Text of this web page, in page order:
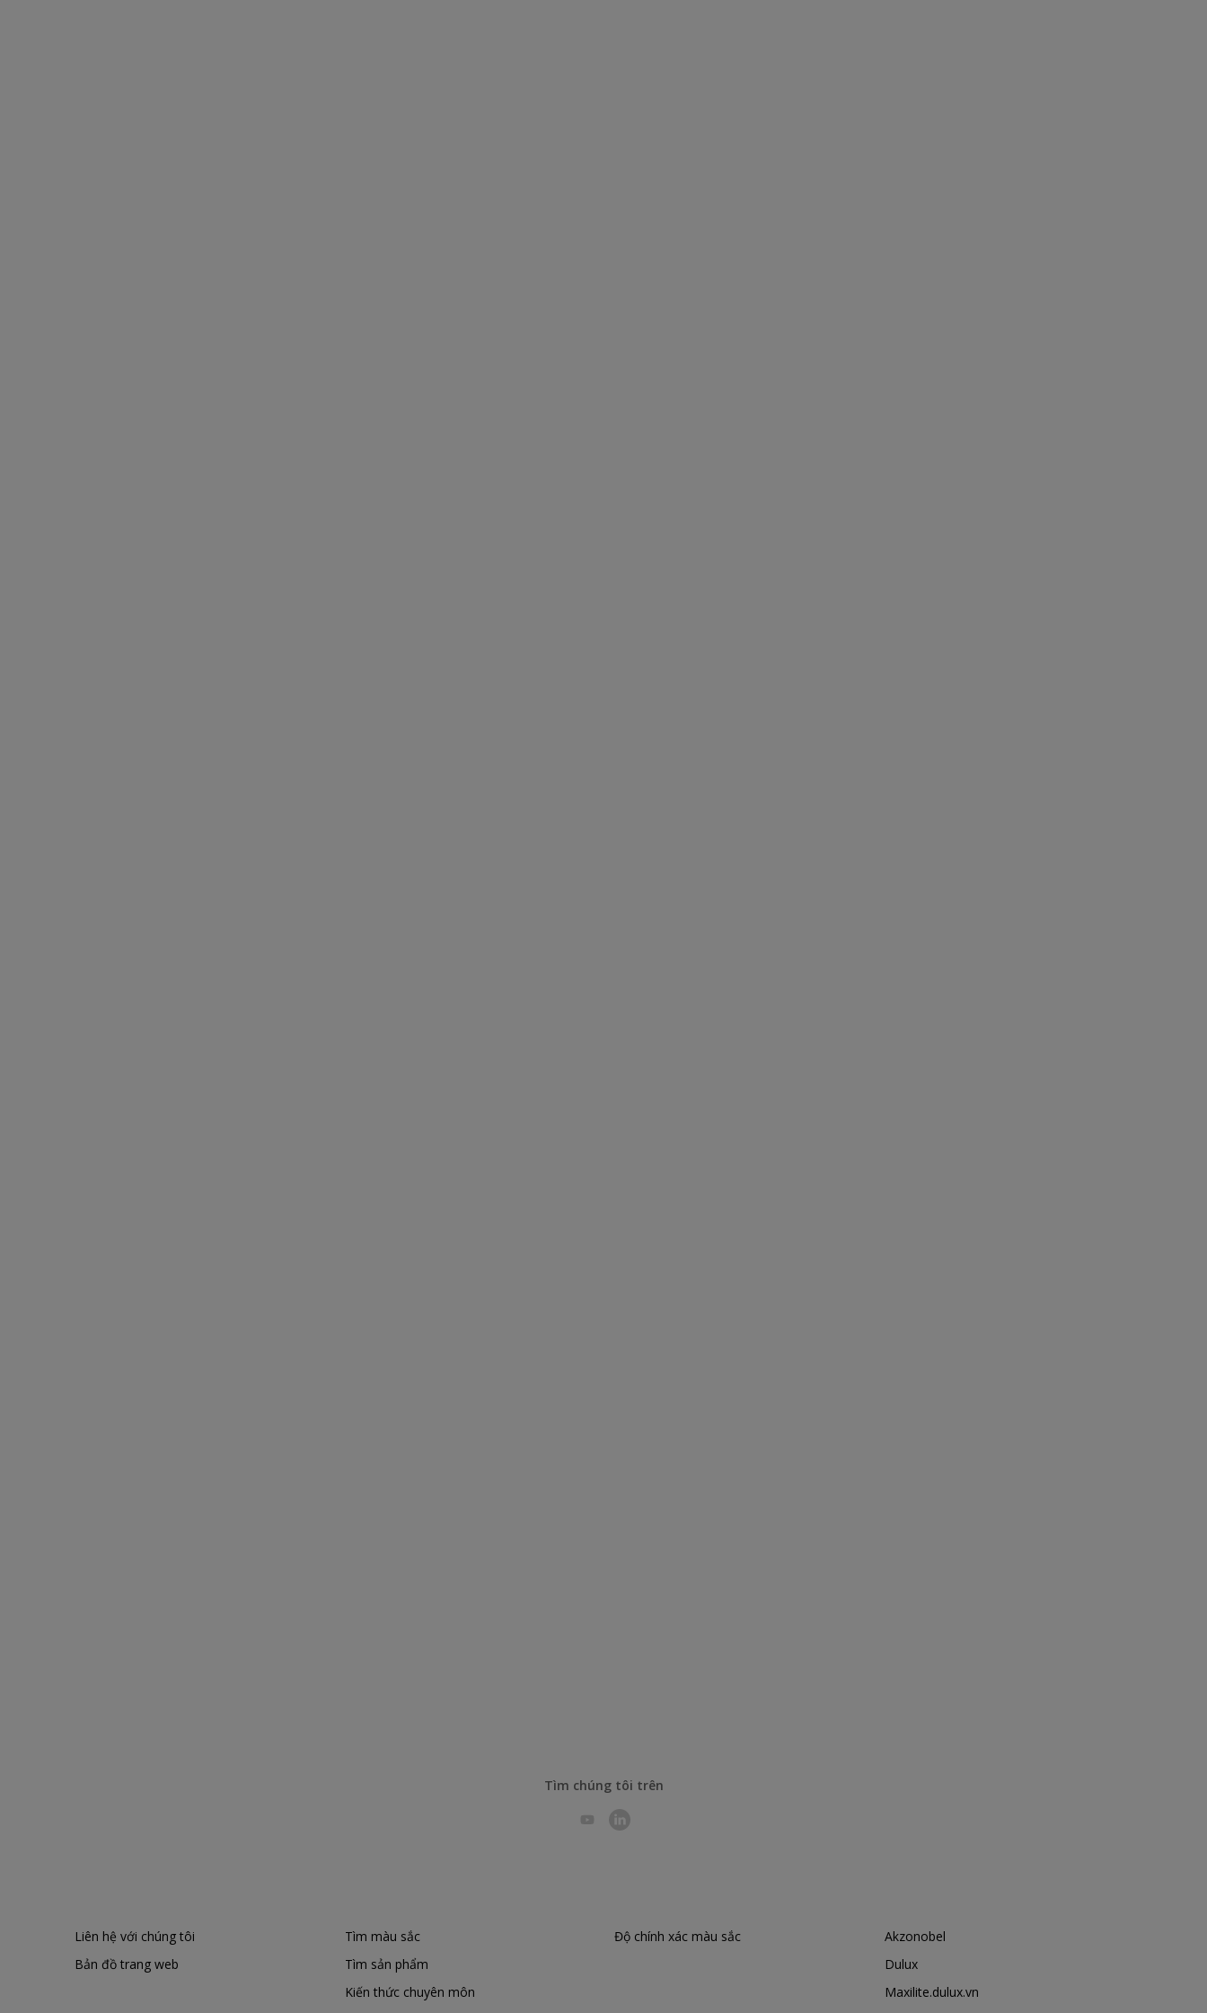
Tìm chúng tôi trên
Liên hệ với chúng tôi
Bản đồ trang web
Tìm màu sắc
Tìm sản phẩm
Kiến thức chuyên môn
Độ chính xác màu sắc
Akzonobel
Dulux
Maxilite.dulux.vn